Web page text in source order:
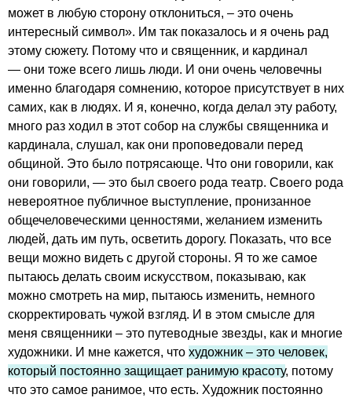
может в любую сторону отклониться, – это очень
интересный символ». Им так показалось и я очень рад
этому сюжету. Потому что и священник, и кардинал
— они тоже всего лишь люди. И они очень человечны
именно благодаря сомнению, которое присутствует в них
самих, как в людях. И я, конечно, когда делал эту работу,
много раз ходил в этот собор на службы священника и
кардинала, слушал, как они проповедовали перед
общиной. Это было потрясающе. Что они говорили, как
они говорили, — это был своего рода театр. Своего рода
невероятное публичное выступление, пронизанное
общечеловеческими ценностями, желанием изменить
людей, дать им путь, осветить дорогу. Показать, что все
вещи можно видеть с другой стороны. Я то же самое
пытаюсь делать своим искусством, показываю, как
можно смотреть на мир, пытаюсь изменить, немного
скорректировать чужой взгляд. И в этом смысле для
меня священники – это путеводные звезды, как и многие
художники. И мне кажется, что художник – это человек,
который постоянно защищает ранимую красоту, потому
что это самое ранимое, что есть. Художник постоянно